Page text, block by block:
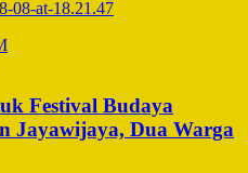
Festival Budaya
Jayawijaya, Dua Warga